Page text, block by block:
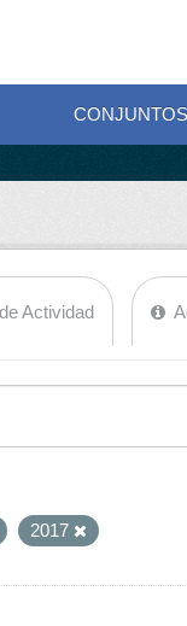
Actividad
2017